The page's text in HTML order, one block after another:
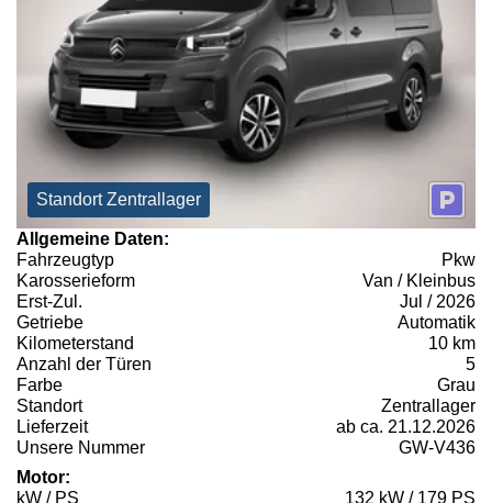
Standort Zentrallager
Allgemeine Daten:
Fahrzeugtyp
Pkw
Karosserieform
Van / Kleinbus
Erst-Zul.
Jul / 2026
Getriebe
Automatik
Kilometerstand
10 km
Anzahl der Türen
5
Farbe
Grau
Standort
Zentrallager
Lieferzeit
ab ca. 21.12.2026
Unsere Nummer
GW-V436
Motor:
kW / PS
132 kW / 179 PS